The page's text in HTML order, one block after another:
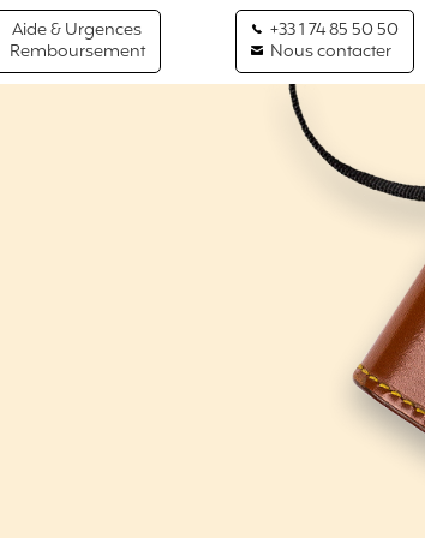
Aide & Urgences
Remboursement
+33 1 74 85 50 50
Nous contacter